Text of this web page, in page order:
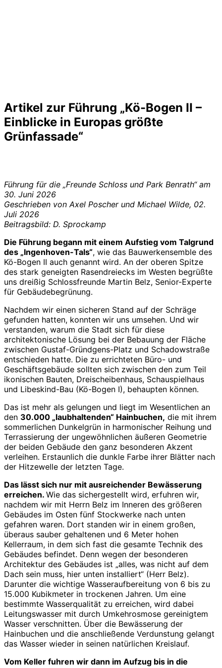
Artikel zur Führung „Kö-Bogen II –
Einblicke in Europas größte
Grünfassade“
Führung für die „Freunde Schloss und Park Benrath“ am
30. Juni 2026
Geschrieben von Axel Poscher und Michael Wilde, 02.
Juli 2026
Beitragsbild: D. Sprockamp
Die Führung begann mit einem Aufstieg vom Talgrund
des „Ingenhoven-Tals“, wie das Bauwerkensemble des
Kö-Bogen II auch genannt wird. An der oberen Spitze
des stark geneigten Rasendreiecks im Westen begrüßte
uns dreißig Schlossfreunde Martin Belz, Senior-Experte
für Gebäudebegrünung.
Nachdem wir einen sicheren Stand auf der Schräge
gefunden hatten, konnten wir uns umsehen. Und wir
verstanden, warum die Stadt sich für diese
architektonische Lösung bei der Bebauung der Fläche
zwischen Gustaf-Gründgens-Platz und Schadowstraße
entschieden hatte. Die zu errichteten Büro- und
Geschäftsgebäude sollten sich zwischen den zum Teil
ikonischen Bauten, Dreischeibenhaus, Schauspielhaus
und Libeskind-Bau (Kö-Bogen I), behaupten können.
Das ist mehr als gelungen und liegt im Wesentlichen an
den 30.000 „laubhaltenden“ Hainbuchen, die mit ihrem
sommerlichen Dunkelgrün in harmonischer Reihung und
Terrassierung der ungewöhnlichen äußeren Geometrie
der beiden Gebäude den ganz besonderen Akzent
verleihen. Erstaunlich die dunkle Farbe ihrer Blätter nach
der Hitzewelle der letzten Tage.
Das lässt sich nur mit ausreichender Bewässerung
erreichen. Wie das sichergestellt wird, erfuhren wir,
nachdem wir mit Herrn Belz im Inneren des größeren
Gebäudes im Osten fünf Stockwerke nach unten
gefahren waren. Dort standen wir in einem großen,
überaus sauber gehaltenen und 6 Meter hohen
Kellerraum, in dem sich fast die gesamte Technik des
Gebäudes befindet. Denn wegen der besonderen
Architektur des Gebäudes ist „alles, was nicht auf dem
Dach sein muss, hier unten installiert“ (Herr Belz).
Darunter die wichtige Wasseraufbereitung von 6 bis zu
15.000 Kubikmeter in trockenen Jahren. Um eine
bestimmte Wasserqualität zu erreichen, wird dabei
Leitungswasser mit durch Umkehrosmose gereinigtem
Wasser verschnitten. Über die Bewässerung der
Hainbuchen und die anschließende Verdunstung gelangt
das Wasser wieder in seinen natürlichen Kreislauf.
Vom Keller fuhren wir dann im Aufzug bis in die